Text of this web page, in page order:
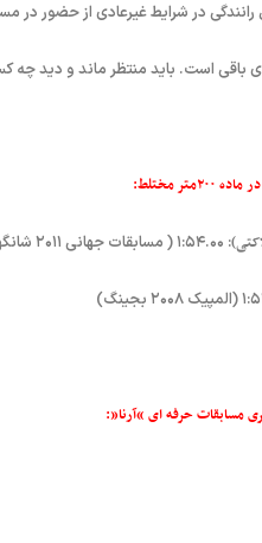
در شرایط غیرعادی از حضور در
باقی است. باید منتظر ماند و دید چه
مختلط:
: ۱:۵۴.۰۰ ( مسابقات جهانی ۲۰۱۱ شانگهای)
مسابقات حرفه ای “آرنا”: